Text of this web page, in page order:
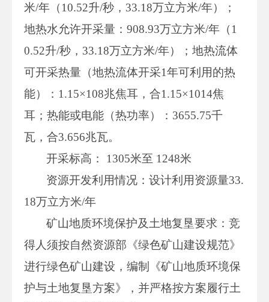
米/年（10.52升/秒，33.18万立方米/年）；
地热水允许开采量：908.93万立方米/年（1
0.52升/秒，33.18万立方米/年）；地热流体
可开采热量（地热流体开采1年可利用的热
能）：1.15×108兆焦耳，合1.15×1014焦
耳；热能或电能（热功率）：3655.75千
瓦，合3.656兆瓦。
开采标高： 1305米至 1248米
资源开发利用情况：设计利用资源量33.
18万立方米/年
矿山地质环境保护及土地复垦要求：竞
得人须按自然资源部《绿色矿山建设规范》
进行绿色矿山建设，编制《矿山地质环境保
护与土地复垦方案》，并严格按方案履行土